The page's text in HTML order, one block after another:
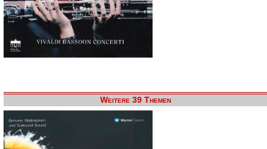
Weitere 39 Themen